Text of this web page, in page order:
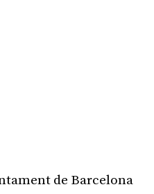
de Barcelona